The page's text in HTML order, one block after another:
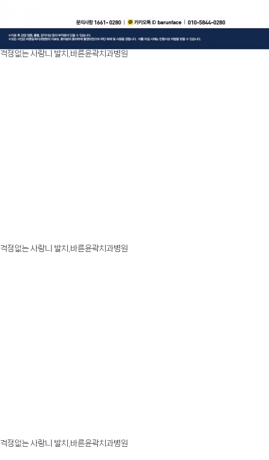
걱정없는 사랑니 발치,바른윤곽치과병원
걱정없는 사랑니 발치,바른윤곽치과병원
걱정없는 사랑니 발치,바른윤곽치과병원